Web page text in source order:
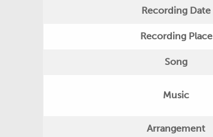
Recording Date
Recording Place
Song
Music
Arrangement